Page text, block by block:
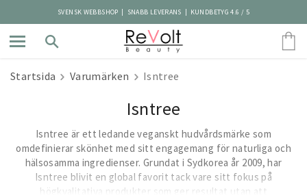
SVENSK WEBBSHOP | SNABB LEVERANS | KUNDBETYG 4.6 / 5
Startsida Varumärken Isntree
Isntree
Isntree är ett ledande veganskt hudvårdsmärke som
omdefinierar skönhet med sitt engagemang för naturliga och
hälsosamma ingredienser. Grundat i Sydkorea år 2009, har
Isntree blivit en global favorit tack vare sitt fokus på
högkvalitativa produkter som ger resultat utan att